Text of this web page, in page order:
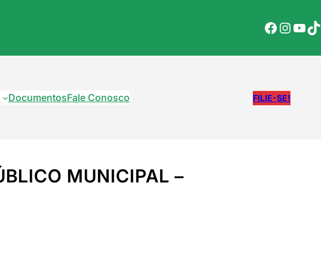
Facebook Instagram YouTube TikTok
DocumentosFale Conosco FILIE-SE!
MUNICIPAL –